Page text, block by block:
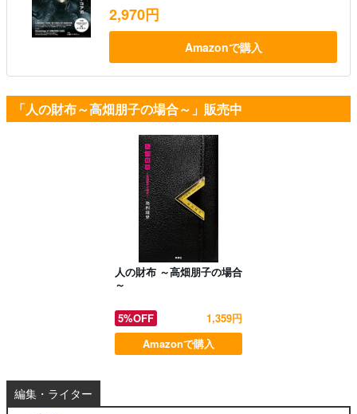
2,970円
Amazonで購入
「人の財布～高畑朋子の場合～」販売中
人の財布 ～高畑朋子の場合
～
5%OFF
1,359円
Amazonで購入
編集・ライター